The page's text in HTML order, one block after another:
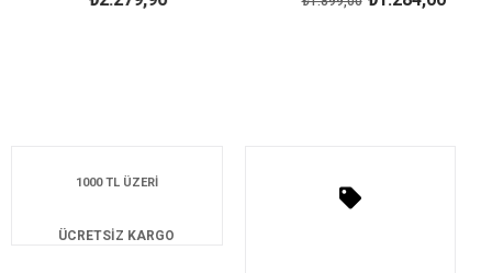
1000 TL ÜZERİ
ÜCRETSİZ KARGO